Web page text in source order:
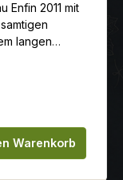
Enfin 2011 mit
langen
Warenkorb